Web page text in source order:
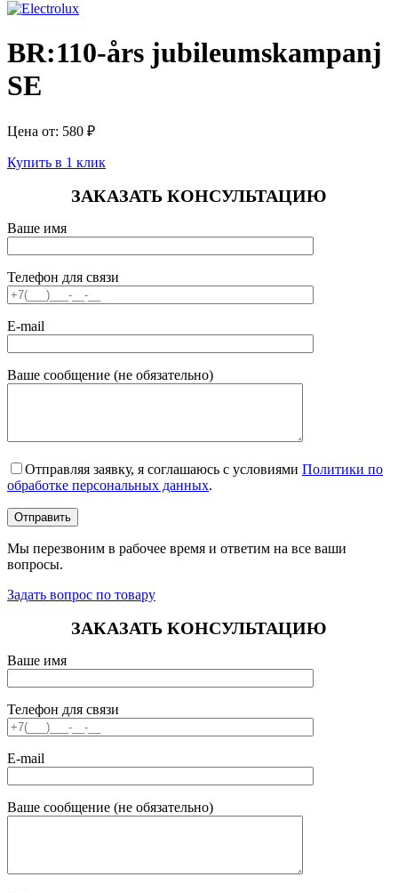
BR:110-års jubileumskampanj
SE
Цена от: 580 ₽
Купить в 1 клик
ЗАКАЗАТЬ КОНСУЛЬТАЦИЮ
Ваше имя
Телефон для связи
E-mail
Ваше сообщение (не обязательно)
Отправляя заявку, я соглашаюсь с условиями Политики по
обработке персональных данных.
Мы перезвоним в рабочее время и ответим на все ваши
вопросы.
Задать вопрос по товару
ЗАКАЗАТЬ КОНСУЛЬТАЦИЮ
Ваше имя
Телефон для связи
E-mail
Ваше сообщение (не обязательно)